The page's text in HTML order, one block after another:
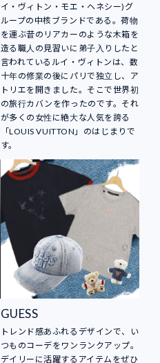
イ・ヴィトン・モエ・ヘネシー)グ
ループの中核ブランドである。荷物
を運ぶ昔のリアカーのような木箱を
造る職人の見習いに弟子入りしたと
言われているルイ・ヴィトンは、数
十年の修業の後にパリで独立し、ア
トリエを開きました。そこで世界初
の旅行カバンを作ったのです。それ
が多くの女性に絶大な人気を誇る
「LOUIS VUITTON」のはじまりで
す。
GUESS
トレンド感あふれるデザインで、い
つものコーデをワンランクアップ。
デイリーに活躍するアイテムをぜひ